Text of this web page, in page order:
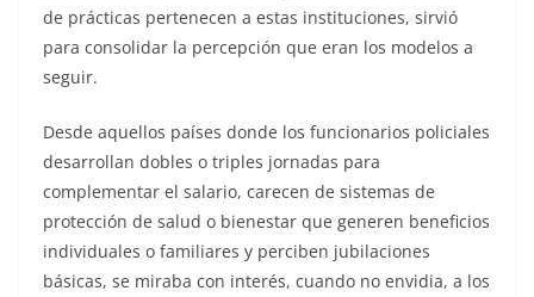
de prácticas pertenecen a estas instituciones, sirvió
para consolidar la percepción que eran los modelos a
seguir.
Desde aquellos países donde los funcionarios policiales
desarrollan dobles o triples jornadas para
complementar el salario, carecen de sistemas de
protección de salud o bienestar que generen beneficios
individuales o familiares y perciben jubilaciones
básicas, se miraba con interés, cuando no envidia, a los